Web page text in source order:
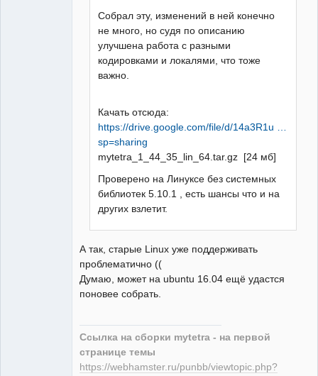
Собрал эту, изменений в ней конечно
не много, но судя по описанию
улучшена работа с разными
кодировками и локалями, что тоже
важно.
Качать отсюда:
https://drive.google.com/file/d/14a3R1u …
sp=sharing
mytetra_1_44_35_lin_64.tar.gz [24 мб]
Проверено на Линуксе без системных
библиотек 5.10.1 , есть шансы что и на
других взлетит.
А так, старые Linux уже поддерживать
проблематично ((
Думаю, может на ubuntu 16.04 ещё удастся
поновее собрать.
Ссылка на сборки mytetra - на первой
странице темы
https://webhamster.ru/punbb/viewtopic.php?